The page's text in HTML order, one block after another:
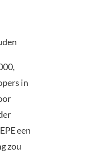
in
een
zou